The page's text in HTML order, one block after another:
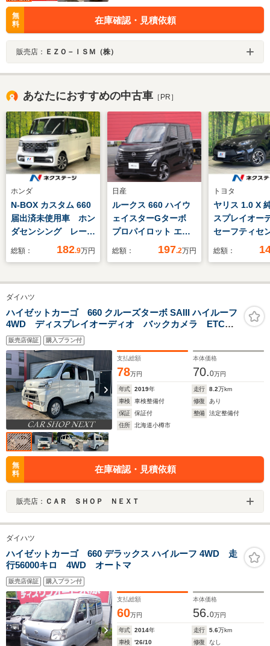
無
料
在庫確認・見積依頼
販売店： ＥＺＯ－ＩＳＭ（株）
あなたにおすすめの中古車 ［PR］
ホンダ
N-BOX カスタム 660
届出済未使用車 ホン
ダセンシング レーダ
ークルーズ 電動スラ
ー ロールサンシェー
ド LEDヘッド バッ
クカメラ オートエア
コン 純正14インチ
アル
総額： 182.9万円
日産
ルークス 660 ハイウ
ェイスターGターボ
プロパイロット エデ
ィション ・試乗車UP
ームミラー ・ディー
9インチ大型ナビ/純正
前後ドラレコ/フロア
総額： 197.2万円
トヨタ
ヤリス 1.0 X
スプレイオ
セーフティセ
リアランス
キー ダイア
置 運転席シ
ター ステア
総額：
ダイハツ
ハイゼットカーゴ 660 クルーズターボ SAIII ハイルーフ
4WD ディスプレイオーディオ バックカメラ ETC
シートカバー
販売店保証 購入プラン付
支払総額
78万円
本体価格
70.0万円
年式 2019年 走行 8.2万km
車検
車検整備付 修復
あり
保証
保証付 整備
法定整備付
住所
北海道小樽市
無
料
在庫確認・見積依頼
販売店： ＣＡＲ ＳＨＯＰ ＮＥＸＴ
ダイハツ
ハイゼットカーゴ 660 デラックス ハイルーフ 4WD 走
行56000キロ 4WD オートマ
販売店保証 購入プラン付
支払総額
60万円
本体価格
56.0万円
年式 2014年 走行 5.6万km
車検
'26/10 修復
なし